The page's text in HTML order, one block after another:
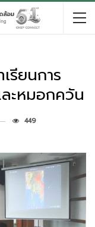
รียนการ
ะหมอกควัน
449